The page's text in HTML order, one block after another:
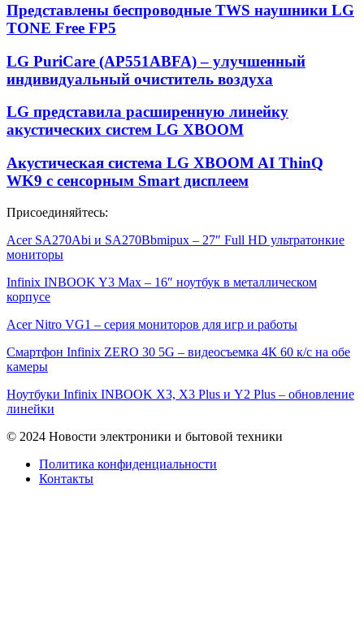
Представлены беспроводные TWS наушники LG
TONE Free FP5
LG PuriCare (AP551ABFA) – улучшенный
индивидуальный очиститель воздуха
LG представила расширенную линейку
акустических систем LG XBOOM
Акустическая система LG XBOOM AI ThinQ
WK9 с сенсорным Smart дисплеем
Присоединяйтесь:
Acer SA270Abi и SA270Bbmipux – 27″ Full HD ультратонкие
мониторы
Infinix INBOOK Y3 Max – 16″ ноутбук в металлическом
корпусе
Acer Nitro VG1 – серия мониторов для игр и работы
Смартфон Infinix ZERO 30 5G – видеосъемка 4К 60 к/с на обе
камеры
Ноутбуки Infinix INBOOK X3, X3 Plus и Y2 Plus – обновление
линейки
© 2024 Новости электроники и бытовой техники
Политика конфиденциальности
Контакты